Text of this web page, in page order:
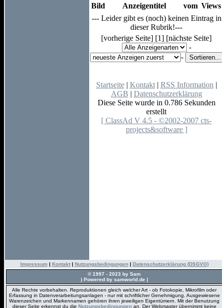
Bild
Anzeigentitel vom Views
--- Leider gibt es (noch) keinen Eintrag in
dieser Rubrik!---
[vorherige Seite] [1] [nächste Seite]
-
-
Startseite| Kontakt| RSS Information|
AGB
Datenschutzerklärung
Diese Seite wurde in 0.786 Sekunden
erstellt
[ ClassAd V 4.5 - ©2002-2007 cts-
projects&software ]
Impressum| Kontakt| Nutzungsbedingungen| Datenschutzerklärung (DSGVO)
© 1997 - 2023 by Sam
| Powered by samworld.de |
Alle Rechte vorbehalten. Reproduktionen gleich welcher Art - ob Fotokopie, Mikrofilm oder
Erfassung in Datenverarbeitungsanlagen - nur mit schriftlicher Genehmigung. Ausgewiesene
Warenzeichen und Markennamen gehören ihren jeweiligen Eigentümern. Mit der Benutzung
dieser Seite erkennst du die Nutzungsbedingungenan. Der Webmaster übernimmt keine